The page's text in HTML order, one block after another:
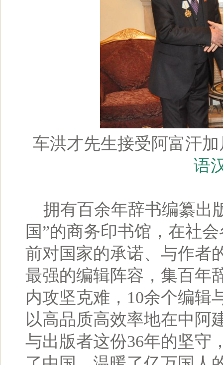
车洪才先生接受阿富汗
语
拥有百余年辞书编纂出
国”的商务印书馆，在社
前对国家的承诺、与作者
最强的编辑阵容，集百年
内攻坚克难，10余个编辑
以高品质高效率地在中阿
与出版者这份36年的坚守